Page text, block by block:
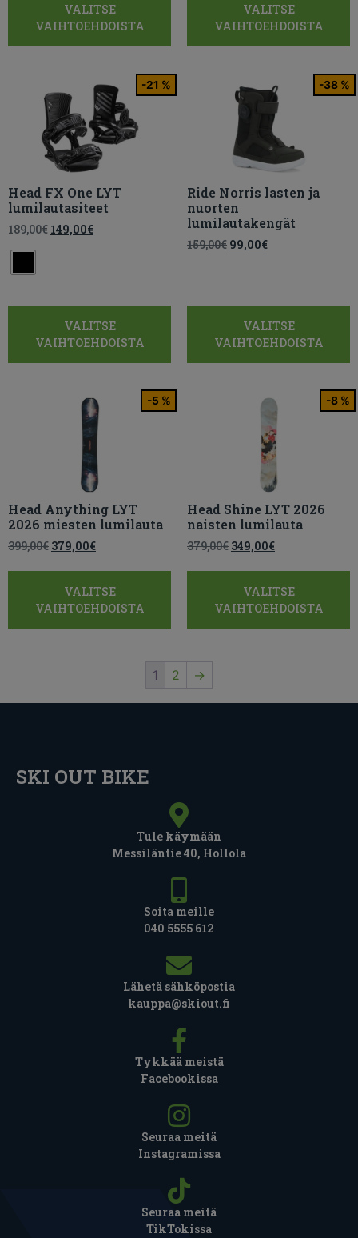
VALITSE
VAIHTOEHDOISTA
VALITSE
VAIHTOEHDOISTA
-21 %
Head FX One LYT
lumilautasiteet
189,00€ 149,00€
VALITSE
VAIHTOEHDOISTA
-38 %
Ride Norris lasten ja
nuorten
lumilautakengät
159,00€ 99,00€
VALITSE
VAIHTOEHDOISTA
-5 %
Head Anything LYT
2026 miesten lumilauta
399,00€ 379,00€
VALITSE
VAIHTOEHDOISTA
-8 %
Head Shine LYT 2026
naisten lumilauta
379,00€ 349,00€
VALITSE
VAIHTOEHDOISTA
1 2 →
SKI OUT BIKE
Tule käymään
Messiläntie 40, Hollola
Soita meille
040 5555 612
Lähetä sähköpostia
kauppa@skiout.fi
Tykkää meistä
Facebookissa
Seuraa meitä
Instagramissa
Seuraa meitä
TikTokissa